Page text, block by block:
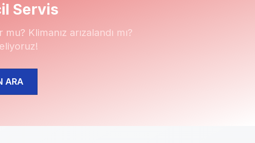
Servis
Klimanız arızalandı mı?
ARA